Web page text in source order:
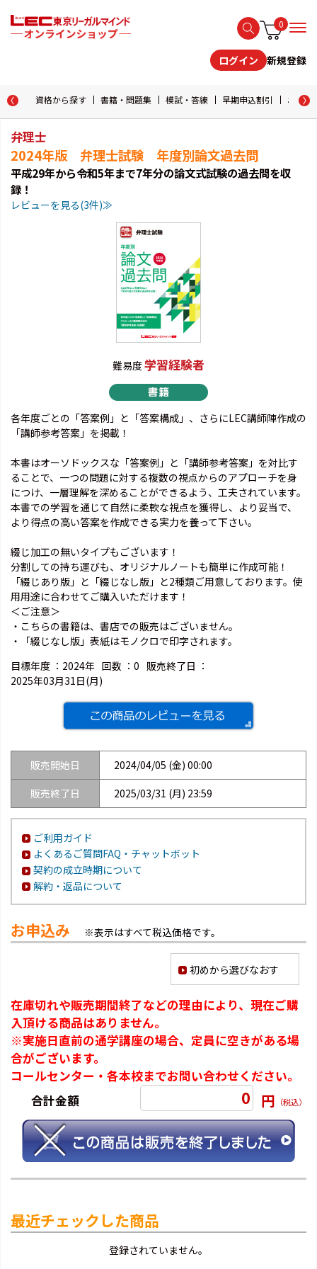
0
ログイン 新規登録
資格から探す 書籍・問題集 模試・答練 早期申込割引 おため
弁理士
2024年版 弁理士試験 年度別論文過去問
平成29年から令和5年まで7年分の論文式試験の過去問を収
録！
レビューを見る(3件)≫
難易度学習経験者
各年度ごとの「答案例」と「答案構成」、さらにLEC講師陣作成の
「講師参考答案」を掲載！
本書はオーソドックスな「答案例」と「講師参考答案」を対比す
ることで、一つの問題に対する複数の視点からのアプローチを身
につけ、一層理解を深めることができるよう、工夫されています。
本書での学習を通じて自然に柔軟な視点を獲得し、より妥当で、
より得点の高い答案を作成できる実力を養って下さい。
綴じ加工の無いタイプもございます！
分割しての持ち運びも、オリジナルノートも簡単に作成可能！
「綴じあり版」と「綴じなし版」と2種類ご用意しております。使
用用途に合わせてご購入いただけます！
＜ご注意＞
・こちらの書籍は、書店での販売はございません。
・「綴じなし版」表紙はモノクロで印字されます。
目標年度 ： 2024年 回数 ： 0 販売終了日 ：
2025年03月31日(月)
販売開始日
2024/04/05 (金) 00:00
販売終了日
2025/03/31 (月) 23:59
ご利用ガイド
よくあるご質問FAQ・チャットボット
契約の成立時期について
解約・返品について
お申込み ※表示はすべて税込価格です。
初めから選びなおす
在庫切れや販売期間終了などの理由により、現在ご購
入頂ける商品はありません。
※実施日直前の通学講座の場合、定員に空きがある場
合がございます。
コールセンター・各本校までお問い合わせください。
合計金額
0 円 （税込）
最近チェックした商品
登録されていません。